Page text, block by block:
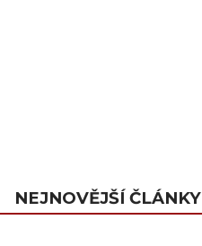
NEJNOVĚJŠÍ ČLÁNKY